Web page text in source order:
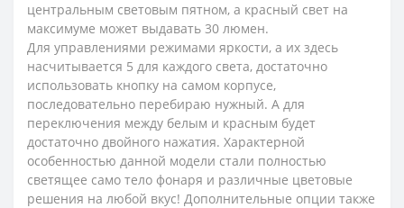
центральным световым пятном, а красный свет на
максимуме может выдавать 30 люмен.
Для управлениями режимами яркости, а их здесь
насчитывается 5 для каждого света, достаточно
использовать кнопку на самом корпусе,
последовательно перебираю нужный. А для
переключения между белым и красным будет
достаточно двойного нажатия. Характерной
особенностью данной модели стали полностью
светящее само тело фонаря и различные цветовые
решения на любой вкус! Дополнительные опции также